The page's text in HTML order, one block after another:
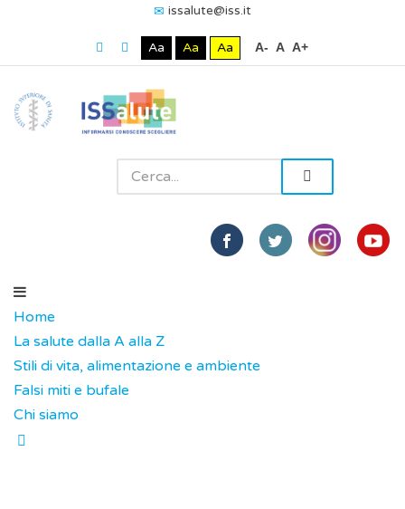
issalute@iss.it
Aa Aa Aa A- A A+
Home
La salute dalla A alla Z
Stili di vita, alimentazione e ambiente
Falsi miti e bufale
Chi siamo